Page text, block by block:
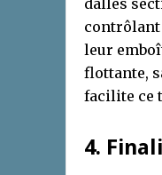
dalles
leur
flottante,
facilite ce
4.